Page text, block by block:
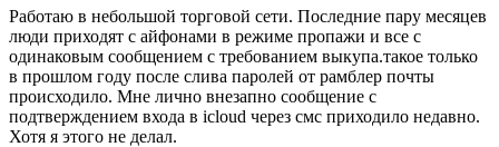
Работаю в небольшой торговой сети. Последние пару месяцев
люди приходят с айфонами в режиме пропажи и все с
одинаковым сообщением с требованием выкупа.такое только
в прошлом году после слива паролей от рамблер почты
происходило. Мне лично внезапно сообщение с
подтверждением входа в icloud через смс приходило недавно.
Хотя я этого не делал.